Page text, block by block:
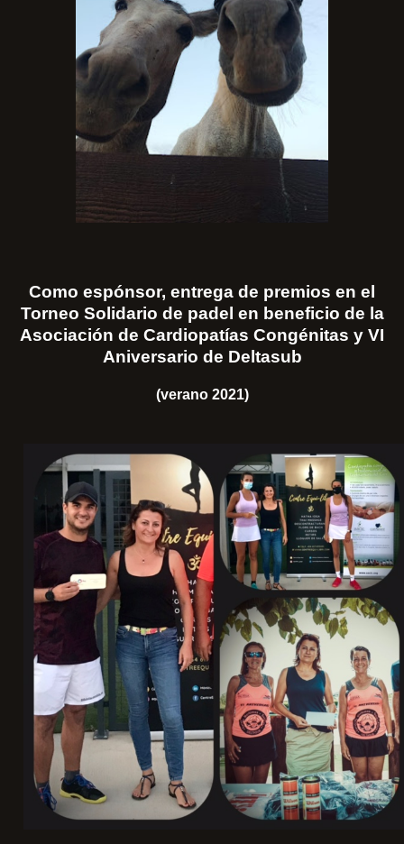
Como espónsor, entrega de premios en el
Torneo Solidario de padel en beneficio de la
Asociación de Cardiopatías Congénitas y VI
Aniversario de Deltasub
(verano 2021)